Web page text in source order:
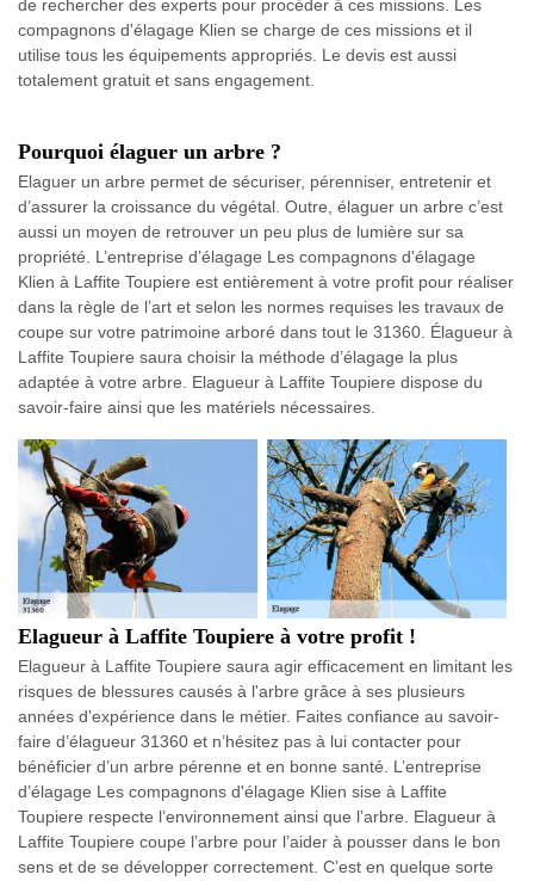
de rechercher des experts pour procéder à ces missions. Les
compagnons d'élagage Klien se charge de ces missions et il
utilise tous les équipements appropriés. Le devis est aussi
totalement gratuit et sans engagement.
Pourquoi élaguer un arbre ?
Elaguer un arbre permet de sécuriser, pérenniser, entretenir et
d’assurer la croissance du végétal. Outre, élaguer un arbre c’est
aussi un moyen de retrouver un peu plus de lumière sur sa
propriété. L’entreprise d’élagage Les compagnons d'élagage
Klien à Laffite Toupiere est entièrement à votre profit pour réaliser
dans la règle de l’art et selon les normes requises les travaux de
coupe sur votre patrimoine arboré dans tout le 31360. Élagueur à
Laffite Toupiere saura choisir la méthode d’élagage la plus
adaptée à votre arbre. Elagueur à Laffite Toupiere dispose du
savoir-faire ainsi que les matériels nécessaires.
Elagueur à Laffite Toupiere à votre profit !
Elagueur à Laffite Toupiere saura agir efficacement en limitant les
risques de blessures causés à l'arbre grâce à ses plusieurs
années d’expérience dans le métier. Faites confiance au savoir-
faire d’élagueur 31360 et n’hésitez pas à lui contacter pour
bénéficier d’un arbre pérenne et en bonne santé. L’entreprise
d’élagage Les compagnons d'élagage Klien sise à Laffite
Toupiere respecte l’environnement ainsi que l’arbre. Elagueur à
Laffite Toupiere coupe l’arbre pour l’aider à pousser dans le bon
sens et de se développer correctement. C’est en quelque sorte